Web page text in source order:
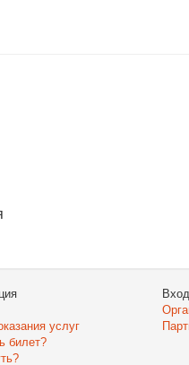
услуг
билет?
Вход